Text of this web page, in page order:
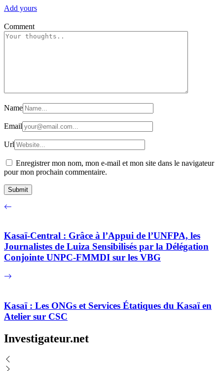
Add yours
Comment
Name
Email
Url
Enregistrer mon nom, mon e-mail et mon site dans le navigateur
pour mon prochain commentaire.
Kasaï-Central : Grâce à l’Appui de l’UNFPA, les
Journalistes de Luiza Sensibilisés par la Délégation
Conjointe UNPC-FMMDI sur les VBG
Kasaï : Les ONGs et Services Étatiques du Kasaï en
Atelier sur CSC
Investigateur.net